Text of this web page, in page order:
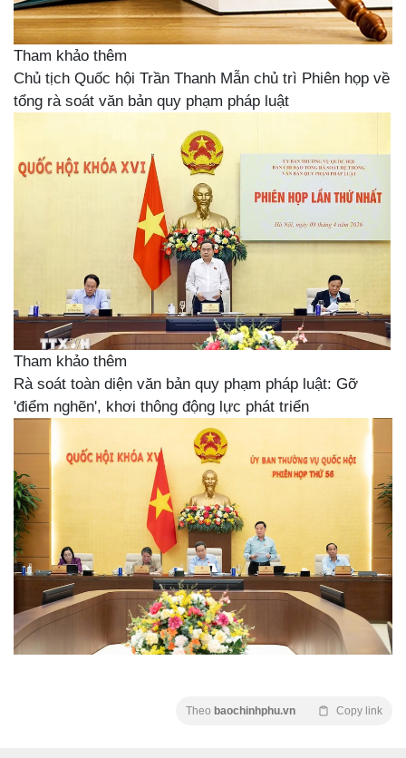
Tham khảo thêm
Chủ tịch Quốc hội Trần Thanh Mẫn chủ trì Phiên họp về
tổng rà soát văn bản quy phạm pháp luật
Tham khảo thêm
Rà soát toàn diện văn bản quy phạm pháp luật: Gỡ
'điểm nghẽn', khơi thông động lực phát triển
Theo baochinhphu.vn Copy link